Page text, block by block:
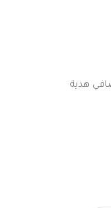
هدية